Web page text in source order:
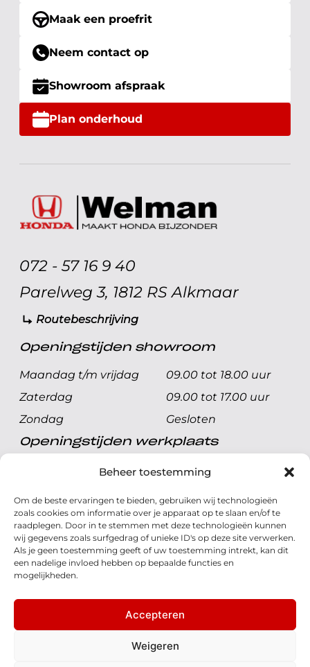
Beheer toestemming
Om de beste ervaringen te bieden, gebruiken wij technologieën
zoals cookies om informatie over je apparaat op te slaan en/of te
raadplegen. Door in te stemmen met deze technologieën kunnen
wij gegevens zoals surfgedrag of unieke ID's op deze site verwerken.
Als je geen toestemming geeft of uw toestemming intrekt, kan dit
een nadelige invloed hebben op bepaalde functies en
mogelijkheden.
Accepteren
Weigeren
Maak een proefrit
Neem contact op
Showroom afspraak
Plan onderhoud
072 - 57 16 9 40
Parelweg 3, 1812 RS Alkmaar
Routebeschrijving
Openingstijden showroom
Maandag t/m vrijdag
09.00 tot 18.00 uur
Zaterdag
09.00 tot 17.00 uur
Zondag
Gesloten
Openingstijden werkplaats
Maandag t/m vrijdag
08.00 tot 17.00 uur
Zondag
Gesloten
Volg ons
© 2026 - Honda Welman